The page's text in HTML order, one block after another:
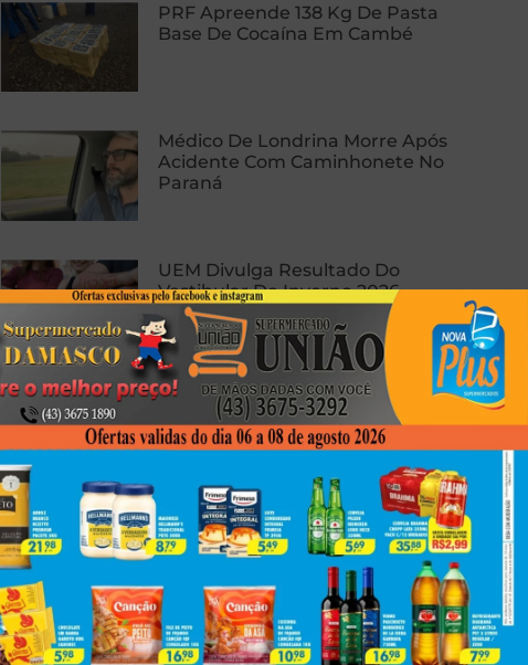
PRF Apreende 138 Kg De Pasta
Base De Cocaína Em Cambé
Médico De Londrina Morre Após
Acidente Com Caminhonete No
Paraná
UEM Divulga Resultado Do
Vestibular De Inverno 2026
A Economia Da Saúde
Suplementar E A Arquitetura Da
Cobertura Hospitalar: Uma
Análise Estratégica Da Proteção
De Alto Risco
Next